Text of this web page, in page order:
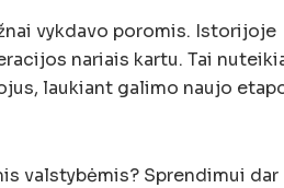
vykdavo poromis. Istorijoje
nariais kartu. Tai
laukiant galimo naujo
valstybėmis? Sprendimui dar